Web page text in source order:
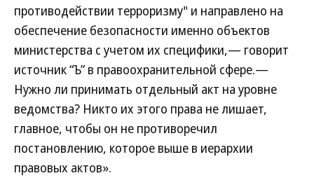
противодействии терроризму" и направлено на
обеспечение безопасности именно объектов
министерства с учетом их специфики,— говорит
источник “Ъ” в правоохранительной сфере.—
Нужно ли принимать отдельный акт на уровне
ведомства? Никто их этого права не лишает,
главное, чтобы он не противоречил
постановлению, которое выше в иерархии
правовых актов».